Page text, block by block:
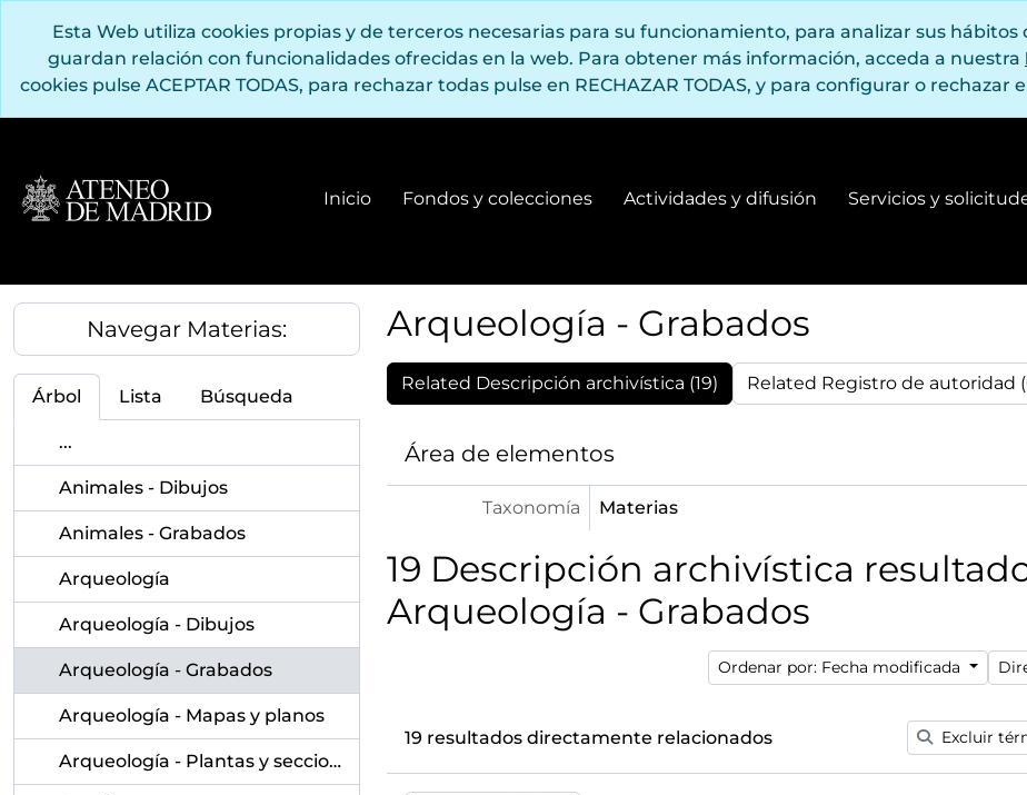
Esta Web utiliza cookies propias y de terceros necesarias para su funcionamiento, para analizar sus
guardan relación con funcionalidades ofrecidas en la web. Para obtener más información, acceda a nuestra
cookies pulse ACEPTAR TODAS, para rechazar todas pulse en RECHAZAR TODAS, y para configurar o rechazar
Inicio Fondos y colecciones
Fondos y colecciones
Actividades y difusión
Actividades y difusión
Servicios y
Navegar Materias:
Árbol Lista Búsqueda
...
Animales - Dibujos
Animales - Grabados
Arqueología
Arqueología - Dibujos
Arqueología - Grabados
Arqueología - Mapas y planos
Arqueología - Plantas y secciones
Arqueología - Grabados
Related Descripción archivística (19) Related Registro de autoridad
Área de elementos
Taxonomía Materias
19 Descripción archivística
Arqueología - Grabados
Ordenar por: Fecha modificada
19 resultados directamente relacionados Excluir